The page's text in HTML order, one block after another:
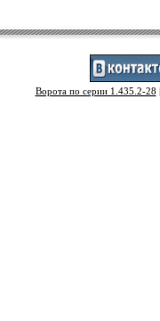
Ворота по серии 1.435.2-28